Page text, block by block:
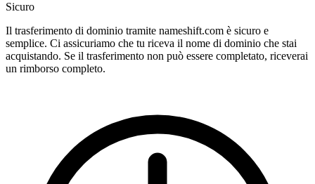
Sicuro
Il trasferimento di dominio tramite nameshift.com è sicuro e
semplice. Ci assicuriamo che tu riceva il nome di dominio che stai
acquistando. Se il trasferimento non può essere completato, riceverai
un rimborso completo.